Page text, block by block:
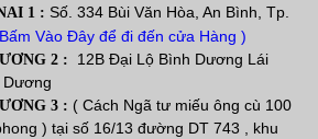
1 :Số. 334 Bùi Văn Hòa, An Bình, Tp.
Vào Đây để đi đến cửa Hàng )
2 :
12B Đại Lộ Bình Dương Lái
Dương
3 : ( Cách Ngã tư miếu ông cù 100
) tại số 16/13 đường DT 743 , khu